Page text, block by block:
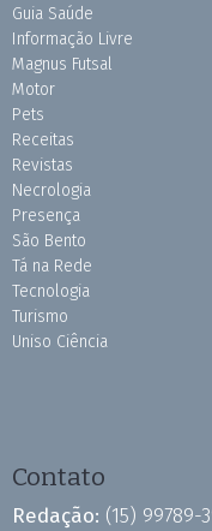
Guia Saúde
Informação Livre
Magnus Futsal
Motor
Pets
Receitas
Revistas
Necrologia
Presença
São Bento
Tá na Rede
Tecnologia
Turismo
Uniso Ciência
Contato
Redação: (15) 99789-